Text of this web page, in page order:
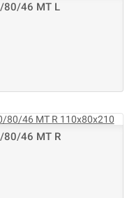
80/46 МТ L
80/46 МТ R